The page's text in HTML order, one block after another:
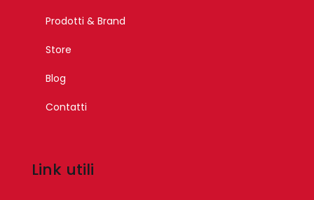
Prodotti & Brand
Store
Blog
Contatti
Link utili